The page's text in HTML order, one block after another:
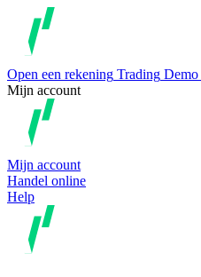
Open een rekening Trading Demo
Mijn account
Mijn account
Handel online
Help